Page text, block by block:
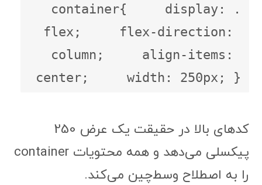
.container{     display:
flex;     flex-direction:
column;     align-items:
center;     width: 250px; }
کدهای بالا در حقیقت یک عرض 250
پیکسلی می‌دهد و همه محتویات container
را به اصطلاح وسط‌چین می‌کند.